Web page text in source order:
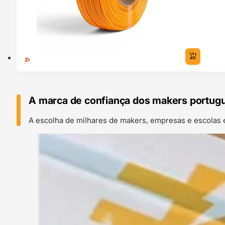
A marca de confiança dos makers
A escolha de milhares de makers, empresas e escolas